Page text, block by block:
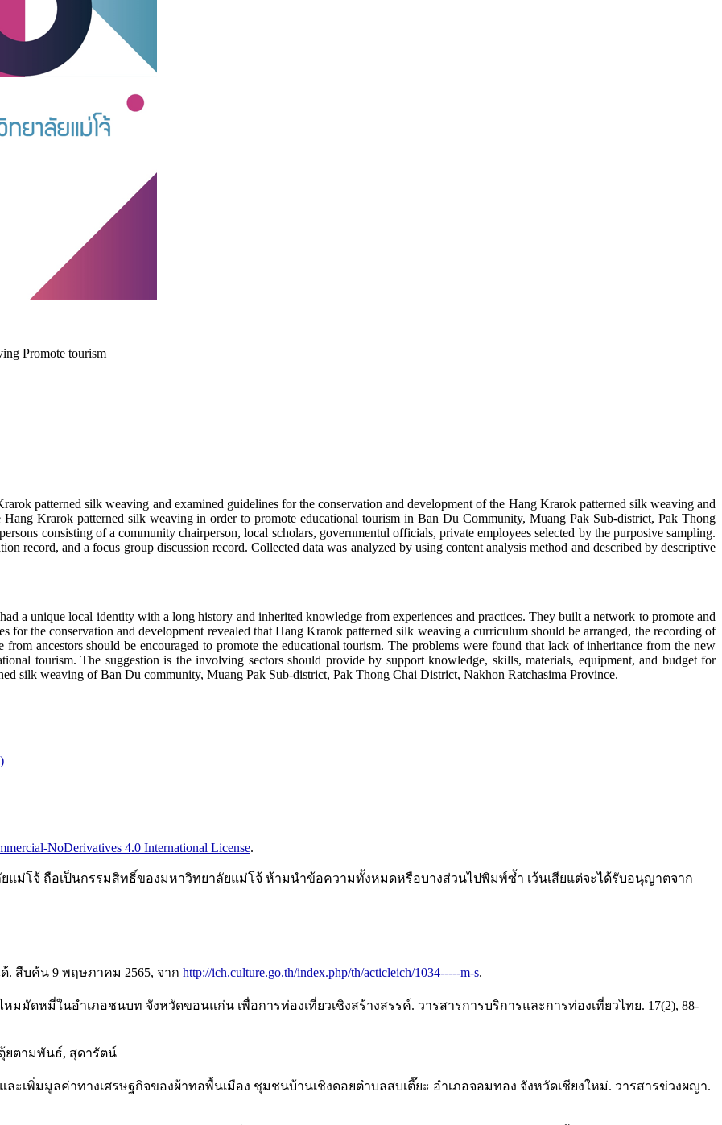
Promote tourism
patterned silk weaving and examined guidelines for the conservation and development of the Hang Krarok patterned silk weaving and
Krarok patterned silk weaving in order to promote educational tourism in Ban Du Community, Muang Pak Sub-district, Pak Thong
consisting of a community chairperson, local scholars, governmentul officials, private employees selected by the purposive sampling.
record, and a focus group discussion record. Collected data was analyzed by using content analysis method and described by descriptive
local identity with a long history and inherited knowledge from experiences and practices. They built a network to promote and
the conservation and development revealed that Hang Krarok patterned silk weaving a curriculum should be arranged, the recording of
ancestors should be encouraged to promote the educational tourism. The problems were found that lack of inheritance from the new
tourism. The suggestion is the involving sectors should provide by support knowledge, skills, materials, equipment, and budget for
silk weaving of Ban Du community, Muang Pak Sub-district, Pak Thong Chai District, Nakhon Ratchasima Province.
NoDerivatives 4.0 International License.
ม่โจ้ ถือเป็นกรรมสิทธิ์ของมหาวิทยาลัยแม่โจ้ ห้ามนำข้อความทั้งหมดหรือบางส่วนไปพิมพ์ซ้ำ เว้นเสียแต่จะได้รับอนุญาตจาก
. สืบค้น 9 พฤษภาคม 2565, จาก http://ich.culture.go.th/index.php/th/acticleich/1034-----m-s.
ดหมี่ในอำเภอชนบท จังหวัดขอนแก่น เพื่อการท่องเที่ยวเชิงสร้างสรรค์. วารสารการบริการและการท่องเที่ยวไทย. 17(2), 88-
ยตามพันธ์, สุดารัตน์
เพิ่มมูลค่าทางเศรษฐกิจของผ้าทอพื้นเมือง ชุมชนบ้านเชิงดอยตำบลสบเตี๊ยะ อำเภอจอมทอง จังหวัดเชียงใหม่. วารสารข่วงผญา.